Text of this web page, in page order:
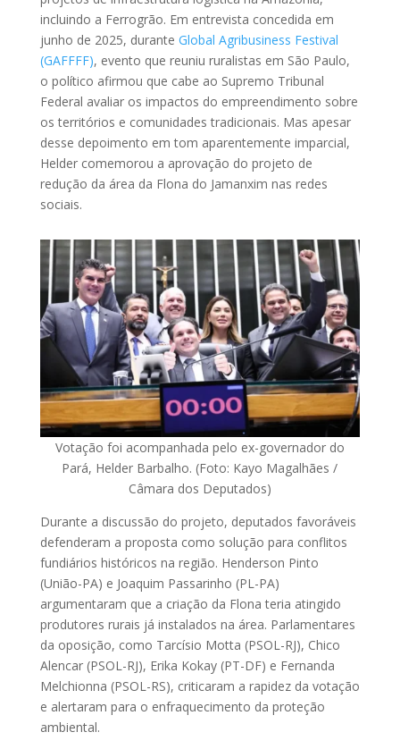
incluindo a Ferrogrão. Em entrevista concedida em
junho de 2025, durante Global Agribusiness Festival
(GAFFFF), evento que reuniu ruralistas em São Paulo,
o político afirmou que cabe ao Supremo Tribunal
Federal avaliar os impactos do empreendimento sobre
os territórios e comunidades tradicionais. Mas apesar
desse depoimento em tom aparentemente imparcial,
Helder comemorou a aprovação do projeto de
redução da área da Flona do Jamanxim nas redes
sociais.
Votação foi acompanhada pelo ex-governador do
Pará, Helder Barbalho. (Foto: Kayo Magalhães /
Câmara dos Deputados)
Durante a discussão do projeto, deputados favoráveis
defenderam a proposta como solução para conflitos
fundiários históricos na região. Henderson Pinto
(União-PA) e Joaquim Passarinho (PL-PA)
argumentaram que a criação da Flona teria atingido
produtores rurais já instalados na área. Parlamentares
da oposição, como Tarcísio Motta (PSOL-RJ), Chico
Alencar (PSOL-RJ), Erika Kokay (PT-DF) e Fernanda
Melchionna (PSOL-RS), criticaram a rapidez da votação
e alertaram para o enfraquecimento da proteção
ambiental.